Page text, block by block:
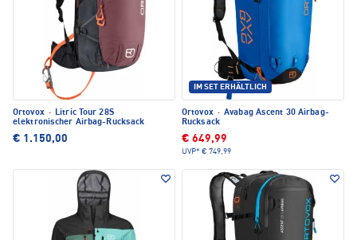
Ortovox · Litric Tour 28S
elektronischer Airbag-Rucksack
€ 1.150,00
IM SET ERHÄLTLICH
Ortovox · Avabag Ascent 30 Airbag-
Rucksack
€ 649,99
UVP* € 749,99